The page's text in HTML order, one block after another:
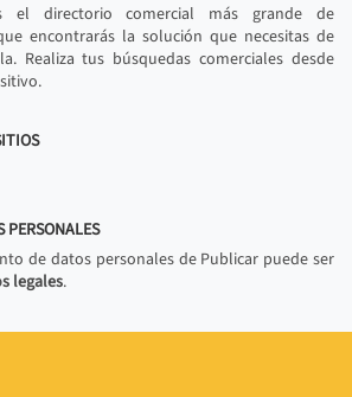
el directorio comercial más grande de
encontrarás la solución que necesitas de
Realiza tus búsquedas comerciales desde
PERSONALES
de datos personales de Publicar puede ser
legales.